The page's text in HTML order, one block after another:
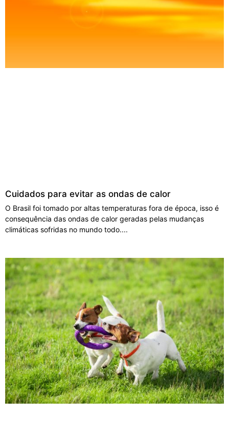
Cuidados para evitar as ondas de calor
O Brasil foi tomado por altas temperaturas fora de época, isso é
consequência das ondas de calor geradas pelas mudanças
climáticas sofridas no mundo todo.